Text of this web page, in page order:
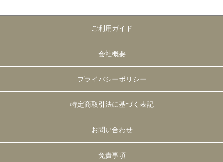
ご利用ガイド
会社概要
プライバシーポリシー
特定商取引法に基づく表記
お問い合わせ
免責事項